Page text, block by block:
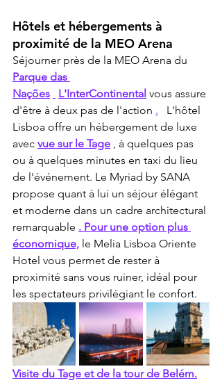
Hôtels et hébergements à
proximité de la MEO Arena
Séjourner près de la MEO Arena du
Parque das
Nações
L'InterContinental vous assure
d'être à deux pas de l'action .
L'hôtel
Lisboa offre un hébergement de luxe
avec vue sur le Tage , à quelques pas
ou à quelques minutes en taxi du lieu
de l'événement. Le Myriad by SANA
propose quant à lui un séjour élégant
et moderne dans un cadre architectural
remarquable . Pour une option plus
économique, le Melia Lisboa Oriente
Hotel vous permet de rester à
proximité sans vous ruiner, idéal pour
les spectateurs privilégiant le confort.
Visite du Tage et de la tour de Belém.